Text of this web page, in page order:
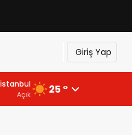
Giriş Yap
İstanbul
Açık 25 °